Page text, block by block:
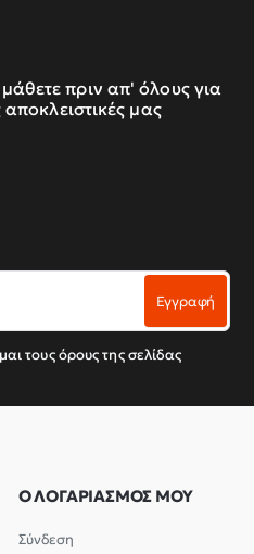
πριν απ' όλους για
αποκλειστικές μας
Εγγραφή
τους όρους της σελίδας
Ο ΛΟΓΑΡΙΑΣΜΟΣ ΜΟΥ
Σύνδεση